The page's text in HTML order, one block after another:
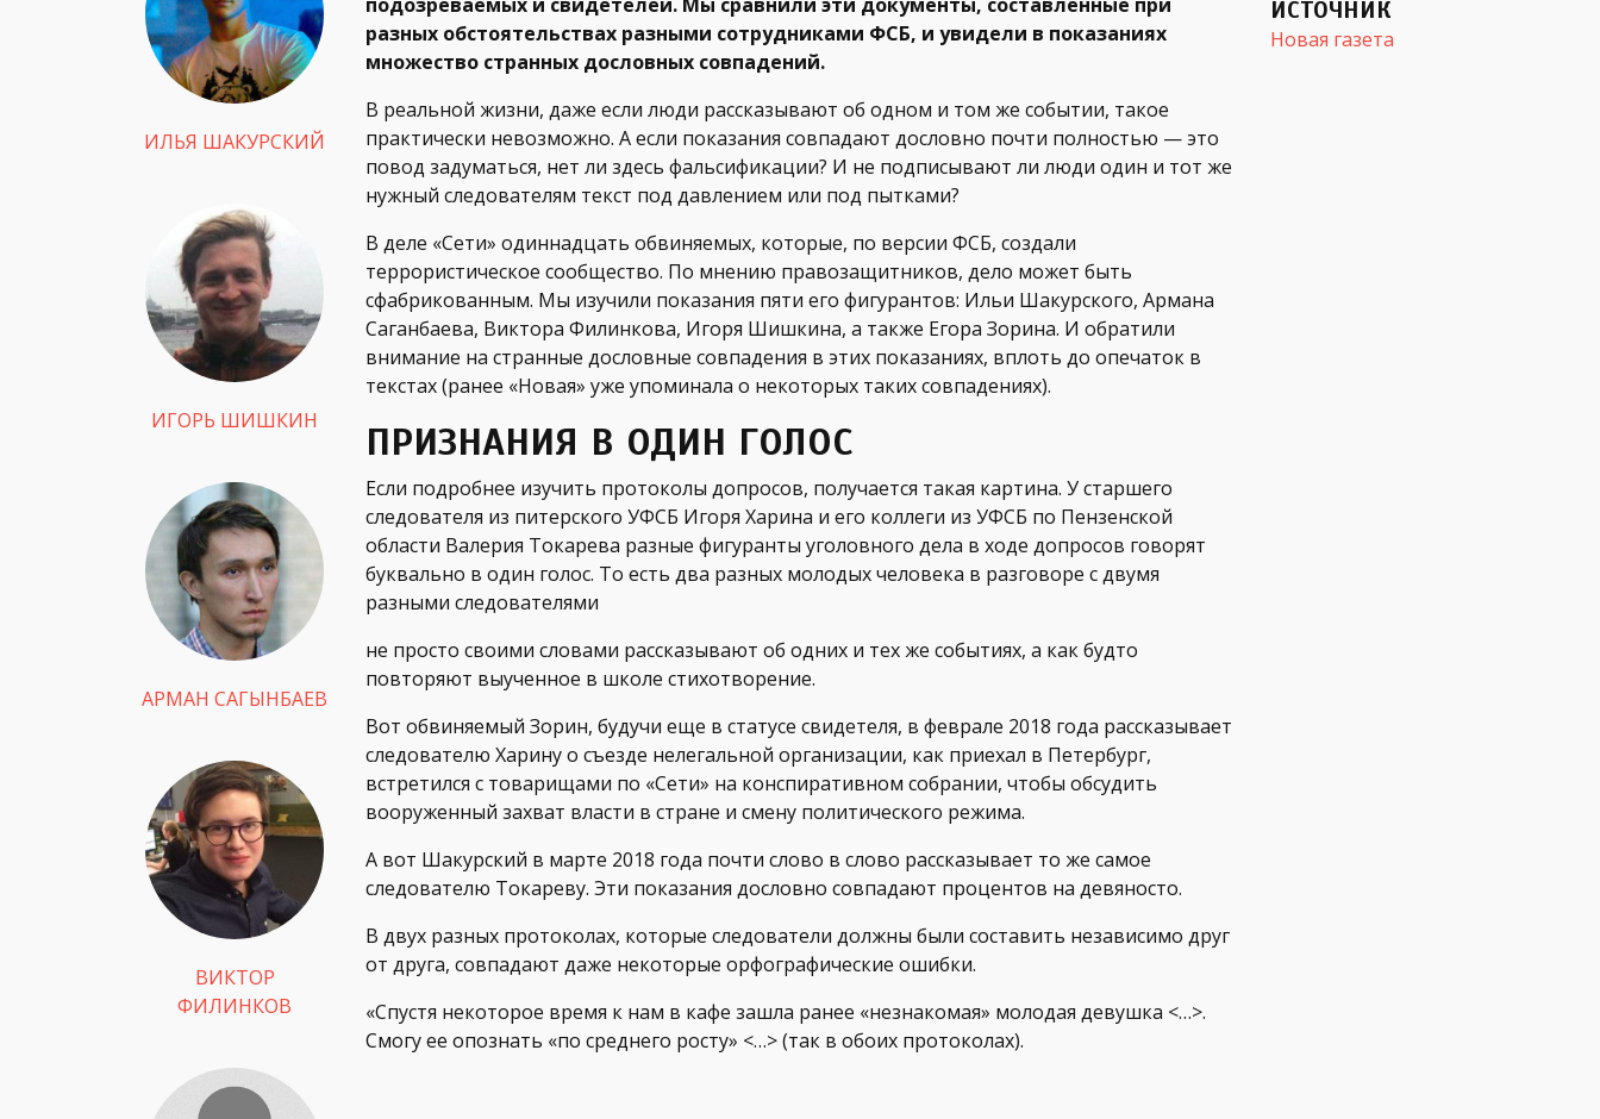
ИЛЬЯ ШАКУРСКИЙ
ИГОРЬ ШИШКИН
АРМАН САГЫНБАЕВ
ВИКТОР
ФИЛИНКОВ
разных обстоятельствах разными сотрудниками ФСБ, и увидели в показаниях
множество странных дословных совпадений.
В реальной жизни, даже если люди рассказывают об одном и том же событии, такое
практически невозможно. А если показания совпадают дословно почти полностью — это
повод задуматься, нет ли здесь фальсификации? И не подписывают ли люди один и тот же
нужный следователям текст под давлением или под пытками?
В деле «Сети» одиннадцать обвиняемых, которые, по версии ФСБ, создали
террористическое сообщество. По мнению правозащитников, дело может быть
сфабрикованным. Мы изучили показания пяти его фигурантов: Ильи Шакурского, Армана
Саганбаева, Виктора Филинкова, Игоря Шишкина, а также Егора Зорина. И обратили
внимание на странные дословные совпадения в этих показаниях, вплоть до опечаток в
текстах (ранее «Новая» уже упоминала о некоторых таких совпадениях).
ПРИЗНАНИЯ В ОДИН ГОЛОС
Если подробнее изучить протоколы допросов, получается такая картина. У старшего
следователя из питерского УФСБ Игоря Харина и его коллеги из УФСБ по Пензенской
области Валерия Токарева разные фигуранты уголовного дела в ходе допросов говорят
буквально в один голос. То есть два разных молодых человека в разговоре с двумя
разными следователями
не просто своими словами рассказывают об одних и тех же событиях, а как будто
повторяют выученное в школе стихотворение.
Вот обвиняемый Зорин, будучи еще в статусе свидетеля, в феврале 2018 года рассказывает
следователю Харину о съезде нелегальной организации, как приехал в Петербург,
встретился с товарищами по «Сети» на конспиративном собрании, чтобы обсудить
вооруженный захват власти в стране и смену политического режима.
А вот Шакурский в марте 2018 года почти слово в слово рассказывает то же самое
следователю Токареву. Эти показания дословно совпадают процентов на девяносто.
В двух разных протоколах, которые следователи должны были составить независимо друг
от друга, совпадают даже некоторые орфографические ошибки.
«Спустя некоторое время к нам в кафе зашла ранее «незнакомая» молодая девушка <…>.
Смогу ее опознать «по среднего росту» <…> (так в обоих протоколах).
ИСТОЧНИК
Новая газета